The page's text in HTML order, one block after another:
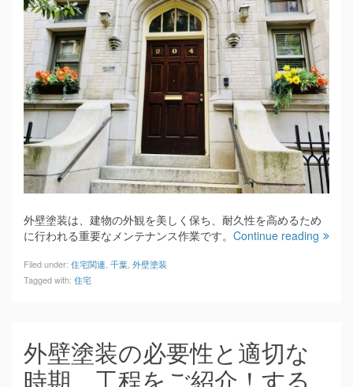
外壁塗装は、建物の外観を美しく保ち、耐久性を高めるため
に行われる重要なメンテナンス作業です。 Continue reading
Filed under: 住宅関連 千葉 外壁塗装
Tagged with: 住宅
外壁塗装の必要性と適切な
時期、工程をご紹介！する